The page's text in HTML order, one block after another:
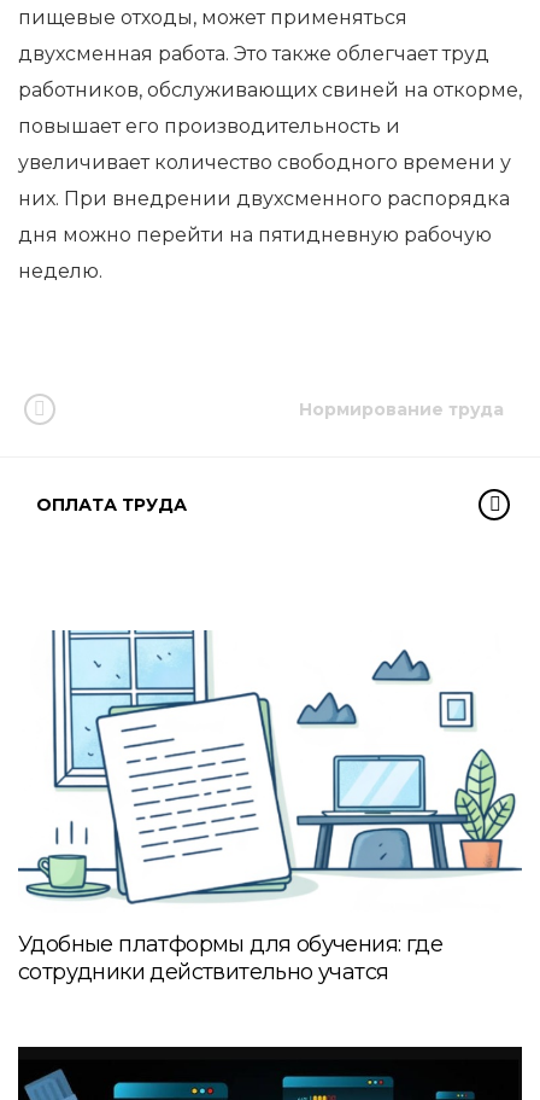
пищевые отходы, может применяться
двухсменная работа. Это также облегчает труд
работников, обслуживающих свиней на откорме,
повышает его производительность и
увеличивает количество свободного времени у
них. При внедрении двухсменного распорядка
дня можно перейти на пятидневную рабочую
неделю.
Нормирование труда
ОПЛАТА ТРУДА
Удобные платформы для обучения: где
сотрудники действительно учатся